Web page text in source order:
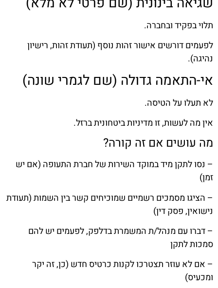
תלוי בפקיד ובחברה.
לפעמים דורשים אישור זהות נוסף (תעודת זהות, רישיון
נהיגה).
אי-התאמה גדולה (שם לגמרי שונה)
לא תעלו על הטיסה.
אין מה לעשות, זו מדיניות ביטחונית ברזל.
מה עושים אם זה קורה?
– נסו לתקן מיד במוקד השירות של חברת התעופה (אם יש
זמן)
– הציגו מסמכים רשמיים שמוכיחים קשר בין השמות (תעודת
נישואין, פסק דין)
– דברו עם מנהל/ת המשמרת בדלפק, לפעמים יש להם
סמכות לתקן
– אם לא עוזר תצטרכו לקנות כרטיס חדש (כן, זה יקר
ומכעיס)